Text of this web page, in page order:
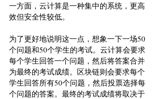
一方面，云计算是一种集中的系统，更高
效但安全性较低。
为了更好地说明这一点，想象一下一场50
个问题和50个学生的考试。云计算会要求
每个学生回答一个问题，然后将答案合并
为最终的考试成绩。区块链则会要求每个
学生回答所有50个问题，然后投票选择每
个问题的答案。最终的考试成绩将取决于